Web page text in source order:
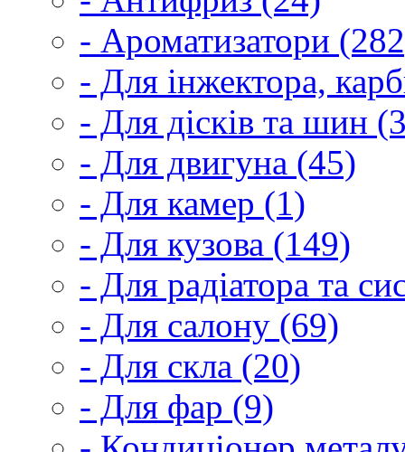
- Ароматизатори
- Для інжектора,
- Для дісків та шин
- Для двигуна (45)
- Для камер (1)
- Для кузова (149)
- Для радіатора та
- Для салону (69)
- Для скла (20)
- Для фар (9)